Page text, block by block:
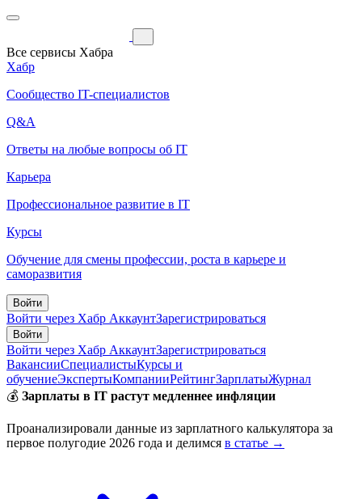
Все сервисы Хабра
Хабр
Сообщество IT-специалистов
Q&A
Ответы на любые вопросы об IT
Карьера
Профессиональное развитие в IT
Курсы
Обучение для смены профессии, роста в карьере и
саморазвития
Войти
Войти через Хабр АккаунтЗарегистрироваться
Войти
Войти через Хабр АккаунтЗарегистрироваться
ВакансииСпециалистыКурсы и
обучениеЭкспертыКомпанииРейтингЗарплатыЖурнал
💰 Зарплаты в IT растут медленнее инфляции
Проанализировали данные из зарплатного калькулятора за
первое полугодие 2026 года и делимся в статье →